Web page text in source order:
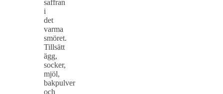
saffran
i
det
varma
smöret.
Tillsätt
ägg,
socker,
mjöl,
bakpulver
och